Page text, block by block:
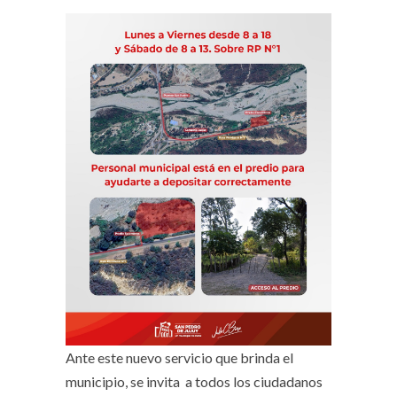
Ante este nuevo servicio que brinda el
municipio, se invita a todos los ciudadanos